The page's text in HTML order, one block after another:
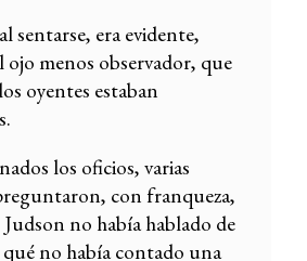
sentarse, era evidente,
ojo menos observador, que
oyentes estaban
los oficios, varias
con franqueza,
no había hablado de
no había contado una